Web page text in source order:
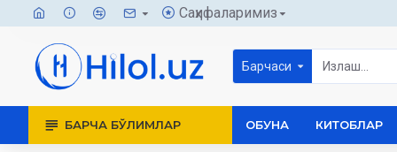
Саҳифаларимиз
Барчаси
БАРЧА БЎЛИМЛАР ОБУНА КИТОБЛАР